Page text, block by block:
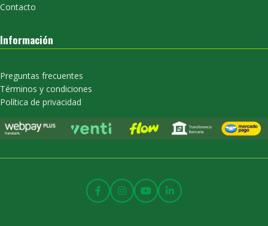
Contacto
Información
Preguntas frecuentes
Términos y condiciones
Política de privacidad